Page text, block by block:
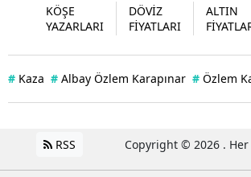
KÖŞE
YAZARLARI
DÖVİZ
FİYATLARI
ALTIN
# Kaza # Albay Özlem Karapınar # Özlem
RSS Copyright © 2026 . Her